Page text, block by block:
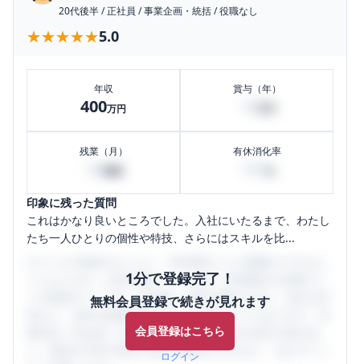
20代後半/正社員 /事業企画・統括/役職なし
★★★★★
★★★★★5.0
年収
400万円
賞与（年）
残業（月） 有休消化率
印象に残った質問
これはかなり良いところでした。入社にいたるまで、わたし
たち一人ひとりの個性や特技、さらにはスキルを比...
1分で登録完了！
無料会員登録で続きが見れます
会員登録はこちら
ログイン
うになります。SHEHUB(シーハブ)は、女性限定の企業口コ
ミの投稿サイトです。給与面・女性の働きやすさ・会社の評
判など、女性の転職は気にすべき点がたくさんあります。先
輩社員（元社員）の口コミを通して、本当の会社の姿を知
り、将来の不安や現在の悩みを解消するために、ぜひサイト